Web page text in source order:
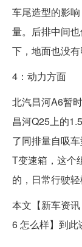
车尾造型的影
量。后排中间
下，地面也没有
4：动力方面
北汽昌河A6暂
昌河Q25上的
了同排量自吸
T变速箱，这个
的，日常行驶轻
本文【新车资
6 怎么样】到此